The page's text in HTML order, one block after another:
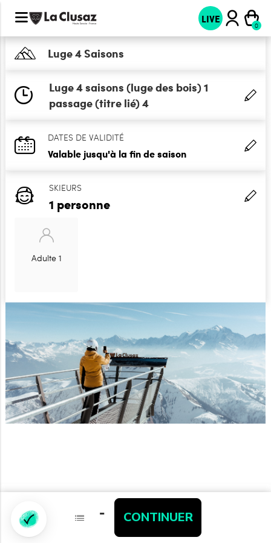
LIVE
Luge 4 Saisons
Luge 4 saisons (luge des bois) 1
passage (titre lié) 4
DATES DE VALIDITÉ
Valable jusqu'à la fin de saison
SKIEURS
1 personne
Adulte 1
- CONTINUER
- CONTINUER
Partenaires